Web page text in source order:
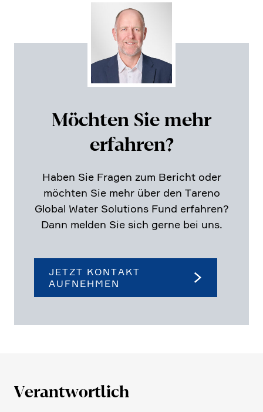
Möchten Sie mehr
erfahren?
Haben Sie Fragen zum Bericht oder
möchten Sie mehr über den Tareno
Global Water Solutions Fund erfahren?
Dann melden Sie sich gerne bei uns.
JETZT KONTAKT
AUFNEHMEN
Verant­wort­lich